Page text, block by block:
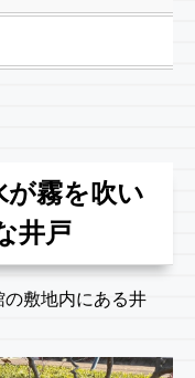
が霧を吹い
井戸
敷地内にある井